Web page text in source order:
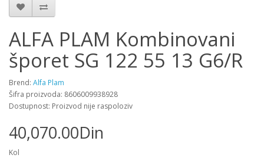
ALFA PLAM Kombinovani
šporet SG 122 55 13 G6/R
Brend: Alfa Plam
Šifra proizvoda: 8606009938928
Dostupnost: Proizvod nije raspoloziv
40,070.00Din
Kol